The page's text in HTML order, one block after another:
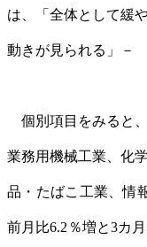
は、「全体として緩
動きが見られる」－
個別項目をみると
業務用機械工業、化
品・たばこ工業、情
前月比6.2％増と3カ